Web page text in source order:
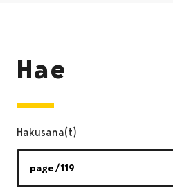
Hae
Hakusana(t)